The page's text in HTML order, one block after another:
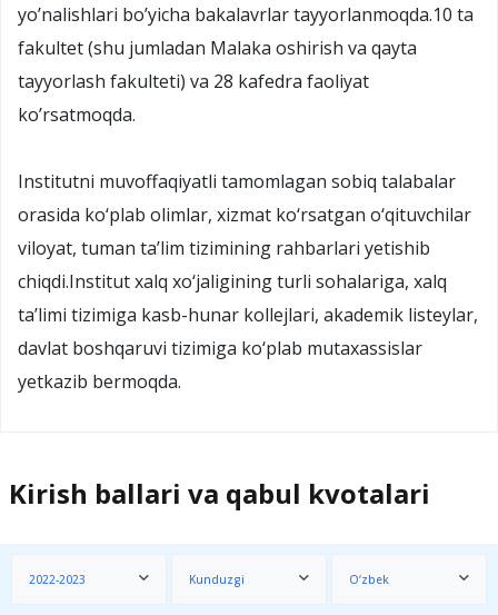
yo’nalishlari bo’yicha bakalavrlar tayyorlanmoqda.10 ta
fakultet (shu jumladan Malaka oshirish va qayta
tayyorlash fakulteti) va 28 kafedra faoliyat
ko’rsatmoqda.
Institutni muvoffaqiyatli tamomlagan sobiq talabalar
orasida ko‘plab olimlar, xizmat ko‘rsatgan o‘qituvchilar
viloyat, tuman ta’lim tizimining rahbarlari yetishib
chiqdi.Institut xalq xo‘jaligining turli sohalariga, xalq
ta’limi tizimiga kasb-hunar kollejlari, akademik listeylar,
davlat boshqaruvi tizimiga ko‘plab mutaxassislar
yetkazib bermoqda.
Kirish ballari va qabul kvotalari
2022-2023 Kunduzgi O‘zbek